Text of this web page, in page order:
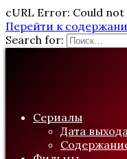
cURL Error: Could
Перейти к
Search for:
Сериалы
Дата